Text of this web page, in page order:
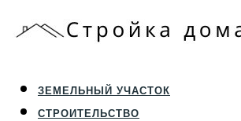
ЗЕМЕЛЬНЫЙ УЧАСТОК
СТРОИТЕЛЬСТВО